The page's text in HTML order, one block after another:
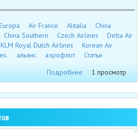
Air France Alitalia
China
China Southern Czech Airlines
Delta Air
KLM Royal Dutch Airlines
Korean Air
альянс аэрофлот
Статьи
Подробнее
1 просмотр